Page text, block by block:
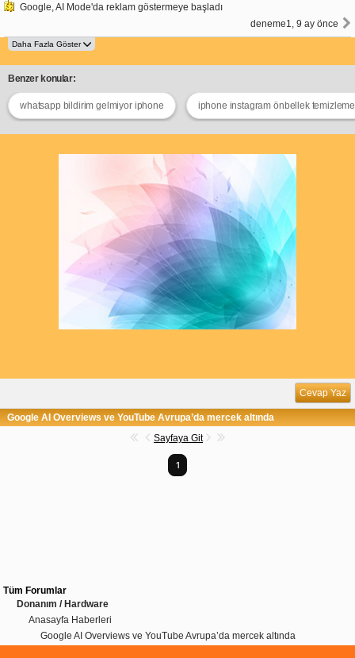
Google, AI Mode'da reklam göstermeye başladı
deneme1, 9 ay önce
Benzer konular:
whatsapp bildirim gelmiyor iphone iphone instagram önbellek temizleme
Cevap Yaz
Google AI Overviews ve YouTube Avrupa’da mercek altında
Sayfaya Git
1
Tüm Forumlar
Donanım / Hardware
Anasayfa Haberleri
Google AI Overviews ve YouTube Avrupa’da mercek altında